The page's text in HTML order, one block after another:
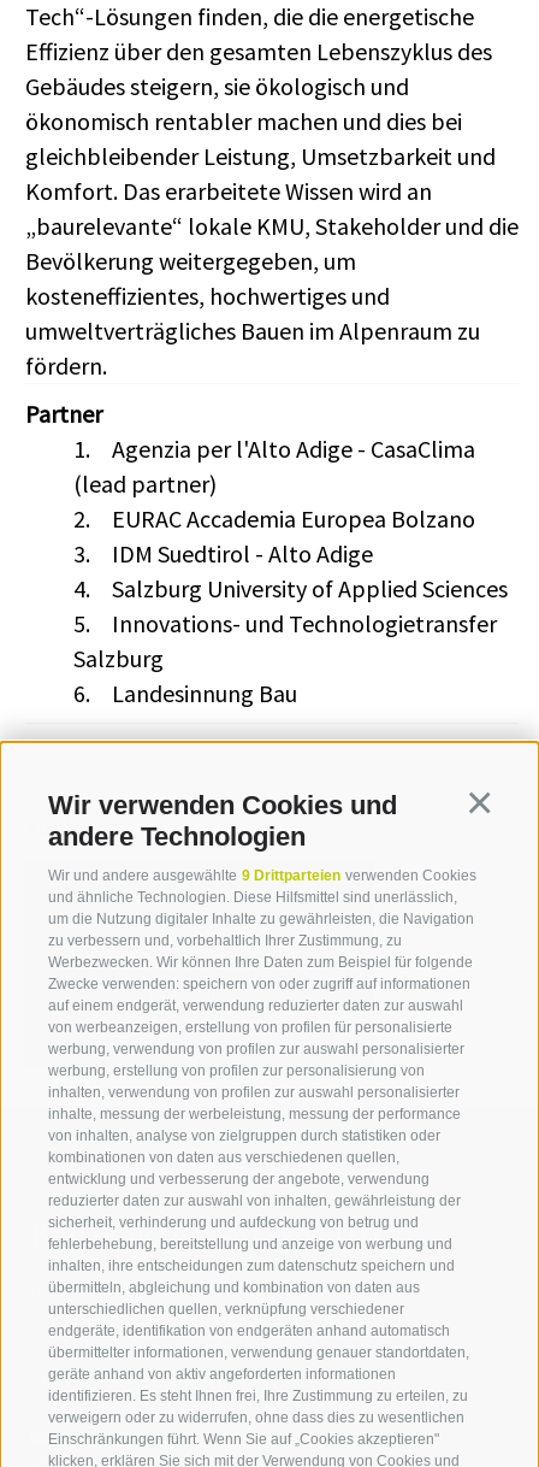
Wir verwenden Cookies und
andere Technologien
Wir und andere ausgewählte 9 Drittparteien verwenden Cookies
und ähnliche Technologien. Diese Hilfsmittel sind unerlässlich,
um die Nutzung digitaler Inhalte zu gewährleisten, die Navigation
zu verbessern und, vorbehaltlich Ihrer Zustimmung, zu
Werbezwecken. Wir können Ihre Daten zum Beispiel für folgende
Zwecke verwenden: speichern von oder zugriff auf informationen
auf einem endgerät, verwendung reduzierter daten zur auswahl
von werbeanzeigen, erstellung von profilen für personalisierte
werbung, verwendung von profilen zur auswahl personalisierter
werbung, erstellung von profilen zur personalisierung von
inhalten, verwendung von profilen zur auswahl personalisierter
inhalte, messung der werbeleistung, messung der performance
von inhalten, analyse von zielgruppen durch statistiken oder
kombinationen von daten aus verschiedenen quellen,
entwicklung und verbesserung der angebote, verwendung
reduzierter daten zur auswahl von inhalten, gewährleistung der
sicherheit, verhinderung und aufdeckung von betrug und
fehlerbehebung, bereitstellung und anzeige von werbung und
inhalten, ihre entscheidungen zum datenschutz speichern und
übermitteln, abgleichung und kombination von daten aus
unterschiedlichen quellen, verknüpfung verschiedener
endgeräte, identifikation von endgeräten anhand automatisch
übermittelter informationen, verwendung genauer standortdaten,
geräte anhand von aktiv angeforderten informationen
identifizieren. Es steht Ihnen frei, Ihre Zustimmung zu erteilen, zu
verweigern oder zu widerrufen, ohne dass dies zu wesentlichen
Einschränkungen führt. Wenn Sie auf „Cookies akzeptieren"
klicken, erklären Sie sich mit der Verwendung von Cookies und
Tech“-Lösungen finden, die die energetische
Effizienz über den gesamten Lebenszyklus des
Gebäudes steigern, sie ökologisch und
ökonomisch rentabler machen und dies bei
gleichbleibender Leistung, Umsetzbarkeit und
Komfort. Das erarbeitete Wissen wird an
„baurelevante“ lokale KMU, Stakeholder und die
Bevölkerung weitergegeben, um
kosteneffizientes, hochwertiges und
umweltverträgliches Bauen im Alpenraum zu
fördern.
Partner
1.
Agenzia per l'Alto Adige - CasaClima
(lead partner)
2.
EURAC Accademia Europea Bolzano
3.
IDM Suedtirol - Alto Adige
4.
Salzburg University of Applied Sciences
5.
Innovations- und Technologietransfer
Salzburg
6.
Landesinnung Bau
Kontakt
Katja Glücker
T +39 0471 094 228
katja.gluecker[at]idm-
suedtirol.com
Kontaktieren Sie uns
IDM Südtirol - Alto Adige
+39 0471 094 000
info[at]idm-suedtirol.com
idm[at]pec.idm-suedtirol.com
SCHREIBEN SIE UNS!